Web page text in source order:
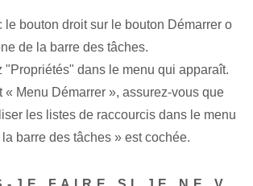
le bouton droit sur le bouton Démarrer o
de la barre des tâches.
"Propriétés" dans le menu qui apparaît.
« Menu Démarrer », assurez-vous que
les listes de raccourcis dans le menu
barre des tâches » est cochée.